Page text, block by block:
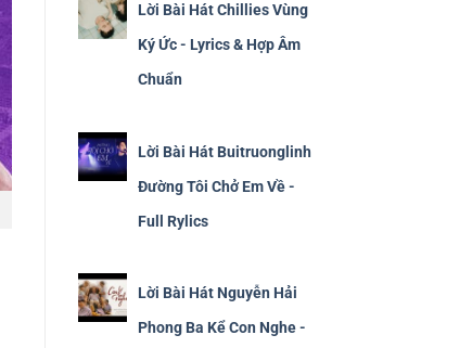
Lời Bài Hát Chillies Vùng
Ký Ức - Lyrics & Hợp Âm
Chuẩn
Lời Bài Hát Buitruonglinh
Đường Tôi Chở Em Về -
Full Rylics
Lời Bài Hát Nguyễn Hải
Phong Ba Kể Con Nghe -